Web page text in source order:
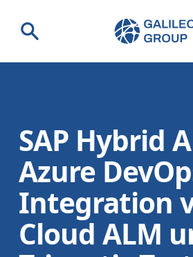
Suche Galileo Group
SAP Hybrid
Azure
Integration
Cloud ALM